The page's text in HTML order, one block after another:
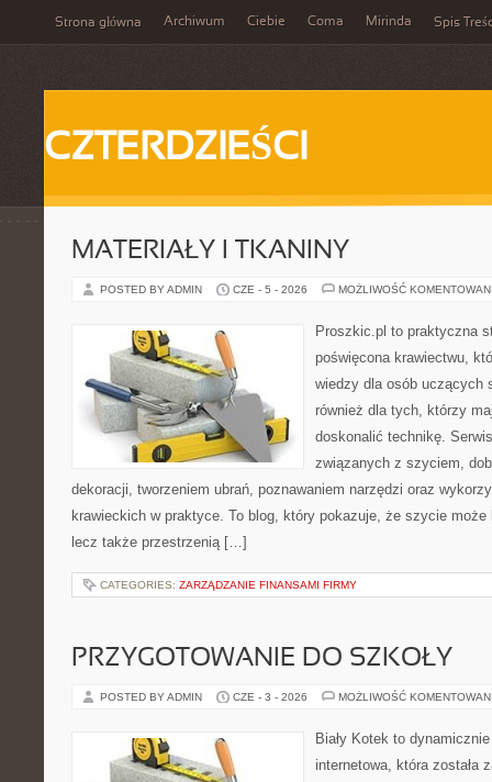
Strona główna Archiwum Ciebie Coma Mirinda Spis
CZTERDZIEŚCI
MATERIAŁY I TKANINY
POSTED BY ADMIN CZE - 5 - 2026 MOŻLIWOŚĆ
Proszkic.pl to praktyczna
poświęcona krawiectwu,
wiedzy dla osób uczących
również dla tych, którzy
doskonalić technikę.
związanych z szyciem,
dekoracji, tworzeniem ubrań, poznawaniem narzędzi oraz
krawieckich w praktyce. To blog, który pokazuje, że szycie
lecz także przestrzenią […]
CATEGORIES: ZARZĄDZANIE FINANSAMI FIRMY
PRZYGOTOWANIE DO SZKOŁY
POSTED BY ADMIN CZE - 3 - 2026 MOŻLIWOŚĆ
Biały Kotek to
internetowa, która została